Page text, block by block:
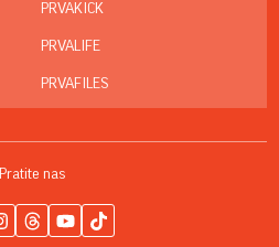
PRVAKICK
PRVALIFE
PRVAFILES
Pratite nas